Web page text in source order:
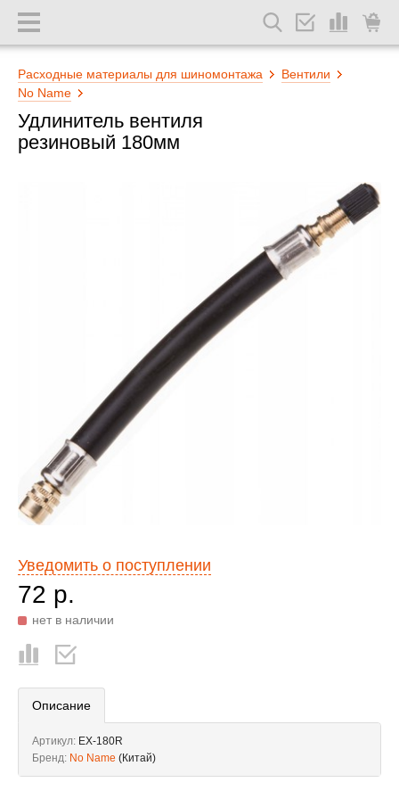
Расходные материалы для шиномонтажа
Вентили
No Name
Удлинитель вентиля
резиновый 180мм
Уведомить о поступлении
72 р.
нет в наличии
Описание
Артикул: EX-180R
Бренд: No Name (Китай)